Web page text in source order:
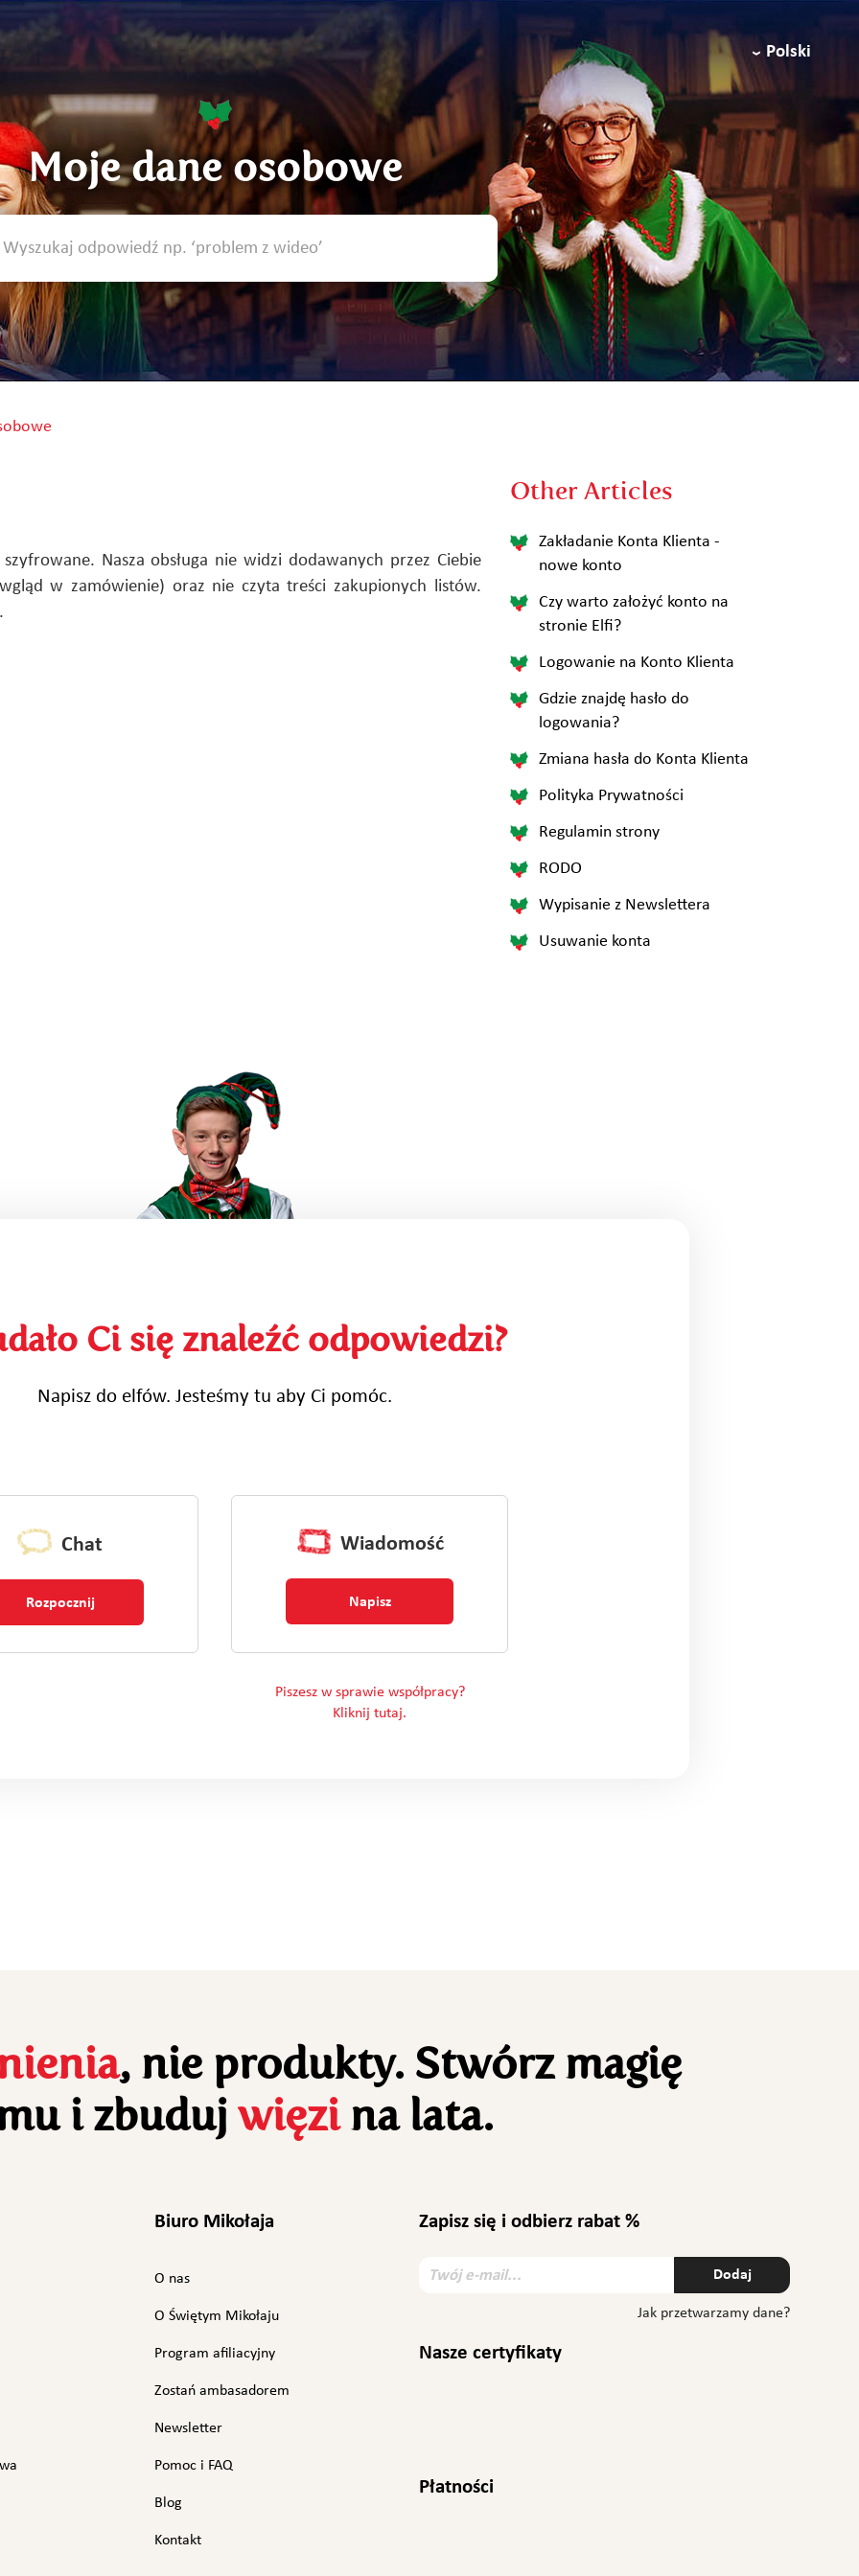
Polski
Moje dane osobowe
Nasza obsługa nie widzi dodawanych przez Ciebie
w zamówienie) oraz nie czyta treści zakupionych listów.
Other Articles
Zakładanie Konta Klienta -
nowe konto
Czy warto założyć konto na
stronie Elfi?
Logowanie na Konto Klienta
Gdzie znajdę hasło do
logowania?
Zmiana hasła do Konta Klienta
Polityka Prywatności
Regulamin strony
RODO
Wypisanie z Newslettera
Usuwanie konta
Ci się znaleźć odpowiedzi?
Napisz do elfów. Jesteśmy tu aby Ci pomóc.
Chat
Rozpocznij
Wiadomość
Napisz
Piszesz w sprawie współpracy?
Kliknij tutaj.
, nie produkty. Stwórz magię
i zbuduj więzina lata.
Biuro Mikołaja
O nas
O Świętym Mikołaju
Program afiliacyjny
Zostań ambasadorem
Newsletter
Pomoc i FAQ
Blog
Kontakt
Zapisz się i odbierz rabat %
e
:
Dodaj
Jak przetwarzamy dane?
Nasze certyfikaty
Płatności